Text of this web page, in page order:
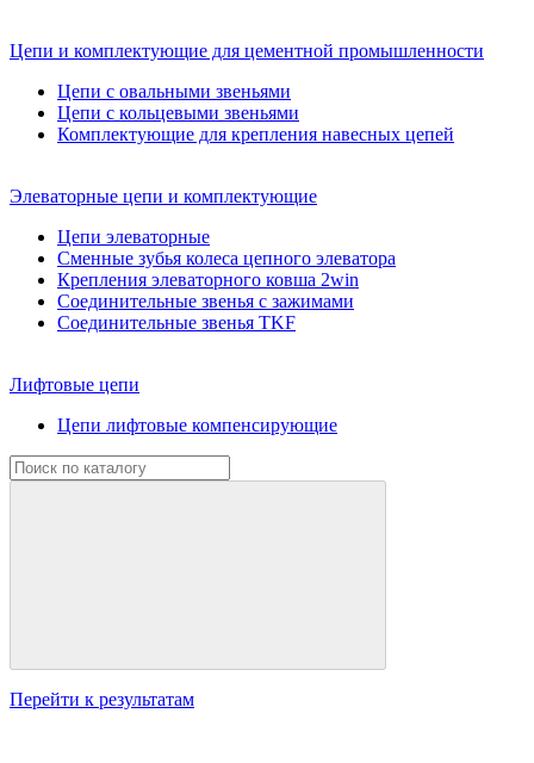
Цепи и комплектующие для цементной промышленности
Цепи с овальными звеньями
Цепи с кольцевыми звеньями
Комплектующие для крепления навесных цепей
Элеваторные цепи и комплектующие
Цепи элеваторные
Сменные зубья колеса цепного элеватора
Крепления элеваторного ковша 2win
Соединительные звенья с зажимами
Соединительные звенья TKF
Лифтовые цепи
Цепи лифтовые компенсирующие
Перейти к результатам